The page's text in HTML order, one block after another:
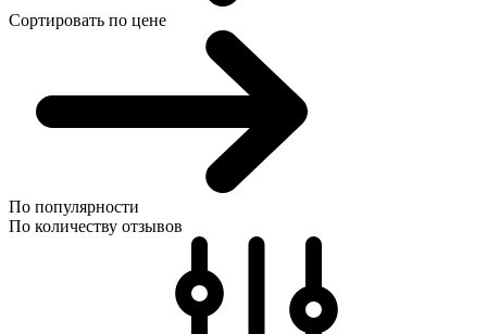
Сортировать по цене
По популярности
По количеству отзывов